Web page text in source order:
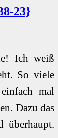
23}
Ich weiß
So viele
mal
Dazu das
überhaupt.